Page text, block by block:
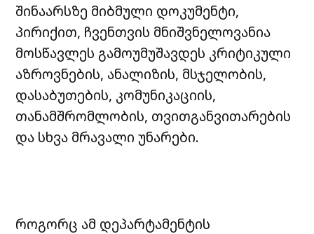
შინაარსზე მიბმული დოკუმენტი,
პირიქით, ჩვენთვის მნიშვნელოვანია
მოსწავლეს გამოუმუშავდეს კრიტიკული
აზროვნების, ანალიზის, მსჯელობის,
დასაბუთების, კომუნიკაციის,
თანამშრომლობის, თვითგანვითარების
და სხვა მრავალი უნარები.
როგორც ამ დეპარტამენტის